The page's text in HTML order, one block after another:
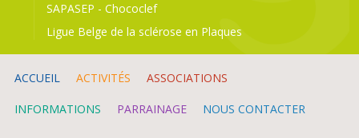
SAPASEP -Chococlef
Ligue Belge de la sclérose en Plaques
ACCUEIL ACTIVITÉS ASSOCIATIONS
INFORMATIONS PARRAINAGE NOUS CONTACTER